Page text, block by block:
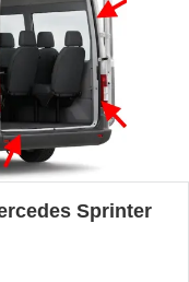
Sprinter